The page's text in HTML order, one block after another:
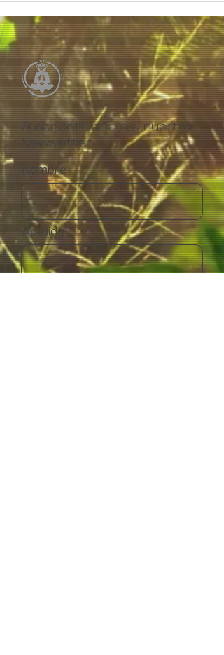
Suscríbete ahora a nuestra
Newsletter
Nombre
Apellido